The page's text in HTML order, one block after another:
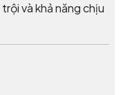
và khả năng chịu